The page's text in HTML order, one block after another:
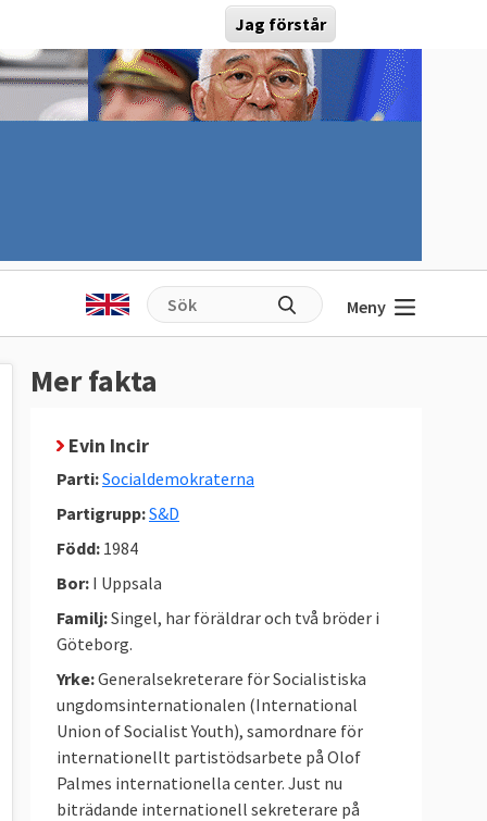
Jag förstår
Meny
Mer fakta
Evin Incir
Parti:Socialdemokraterna
Partigrupp:S&D
Född: 1984
Bor: I Uppsala
Familj:Singel, har föräldrar och två bröder i
Göteborg.
Yrke:Generalsekreterare för Socialistiska
ungdomsinternationalen (International
Union of Socialist Youth), samordnare för
internationellt partistödsarbete på Olof
Palmes internationella center. Just nu
biträdande internationell sekreterare på